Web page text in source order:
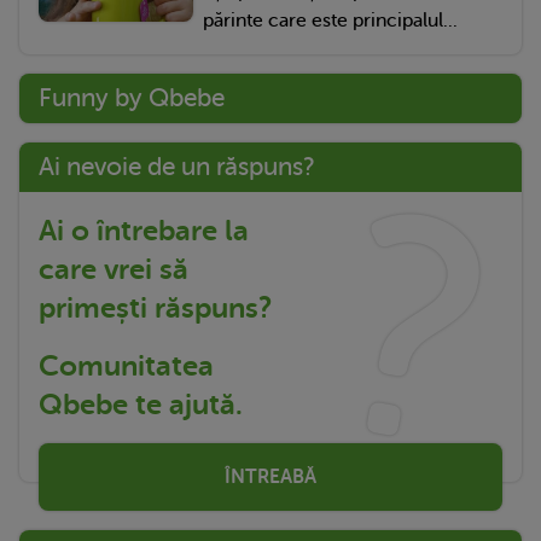
părinte care este principalul...
Funny by Qbebe
Ai nevoie de un răspuns?
Ai o întrebare la
care vrei să
primești răspuns?
Comunitatea
Qbebe te ajută.
ÎNTREABĂ